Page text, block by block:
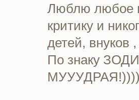
Люблю любое
критику и
детей,
По знаку